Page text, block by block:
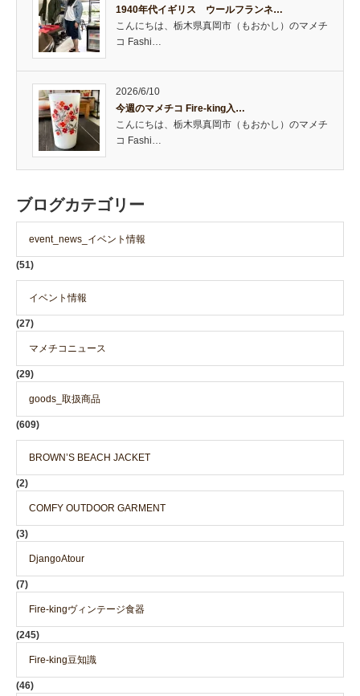
1940年代イギリス ウールフランネ…
こんにちは、栃木県真岡市（もおかし）のマメチ
コ Fashi…
2026/6/10
今週のマメチコ Fire-king入…
こんにちは、栃木県真岡市（もおかし）のマメチ
コ Fashi…
ブログカテゴリー
event_news_イベント情報
(51)
イベント情報
(27)
マメチコニュース
(29)
goods_取扱商品
(609)
BROWN’S BEACH JACKET
(2)
COMFY OUTDOOR GARMENT
(3)
DjangoAtour
(7)
Fire-kingヴィンテージ食器
(245)
Fire-king豆知識
(46)